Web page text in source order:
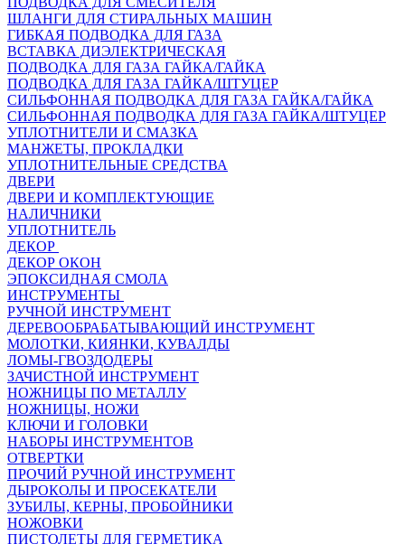
ШЛАНГИ ДЛЯ СТИРАЛЬНЫХ МАШИН
ГИБКАЯ ПОДВОДКА ДЛЯ ГАЗА
ВСТАВКА ДИЭЛЕКТРИЧЕСКАЯ
ПОДВОДКА ДЛЯ ГАЗА ГАЙКА/ГАЙКА
ПОДВОДКА ДЛЯ ГАЗА ГАЙКА/ШТУЦЕР
СИЛЬФОННАЯ ПОДВОДКА ДЛЯ ГАЗА ГАЙКА/ГАЙКА
СИЛЬФОННАЯ ПОДВОДКА ДЛЯ ГАЗА ГАЙКА/ШТУЦЕР
УПЛОТНИТЕЛИ И СМАЗКА
МАНЖЕТЫ, ПРОКЛАДКИ
УПЛОТНИТЕЛЬНЫЕ СРЕДСТВА
ДВЕРИ
ДВЕРИ И КОМПЛЕКТУЮЩИЕ
НАЛИЧНИКИ
УПЛОТНИТЕЛЬ
ДЕКОР
ДЕКОР ОКОН
ЭПОКСИДНАЯ СМОЛА
ИНСТРУМЕНТЫ
РУЧНОЙ ИНСТРУМЕНТ
ДЕРЕВООБРАБАТЫВАЮЩИЙ ИНСТРУМЕНТ
МОЛОТКИ, КИЯНКИ, КУВАЛДЫ
ЛОМЫ-ГВОЗДОДЕРЫ
ЗАЧИСТНОЙ ИНСТРУМЕНТ
НОЖНИЦЫ ПО МЕТАЛЛУ
НОЖНИЦЫ, НОЖИ
КЛЮЧИ И ГОЛОВКИ
НАБОРЫ ИНСТРУМЕНТОВ
ОТВЕРТКИ
ПРОЧИЙ РУЧНОЙ ИНСТРУМЕНТ
ДЫРОКОЛЫ И ПРОСЕКАТЕЛИ
ЗУБИЛЫ, КЕРНЫ, ПРОБОЙНИКИ
НОЖОВКИ
ПИСТОЛЕТЫ ДЛЯ ГЕРМЕТИКА